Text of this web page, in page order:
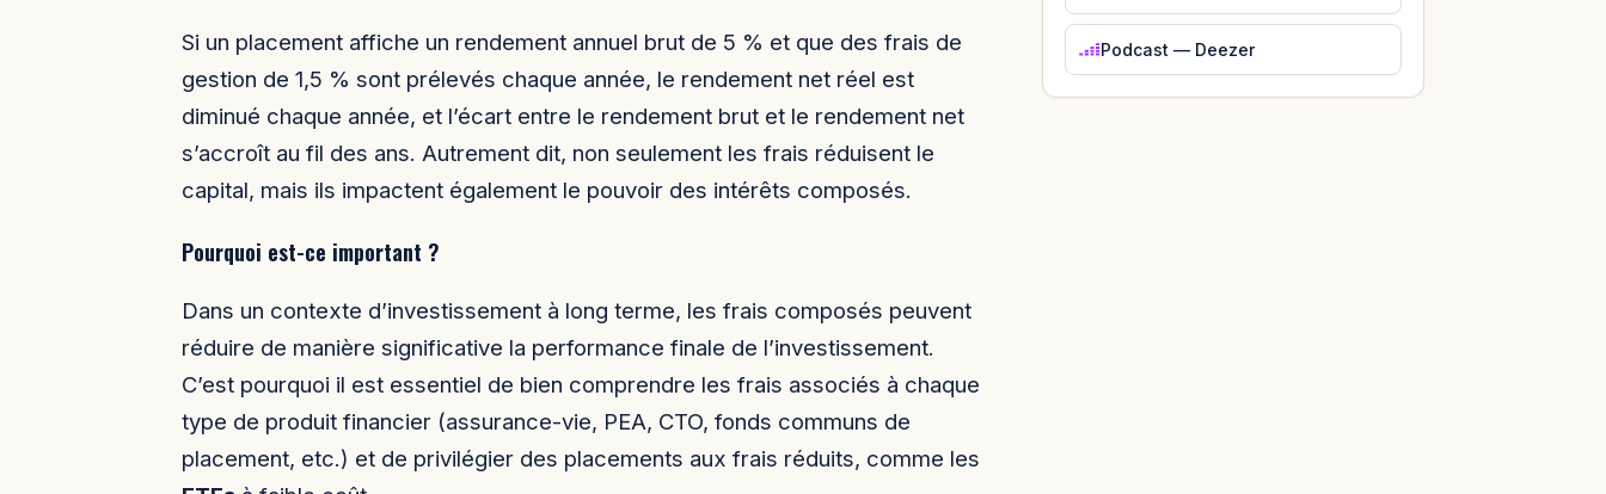
Si un placement affiche un rendement annuel brut de 5 % et que des frais de
gestion de 1,5 % sont prélevés chaque année, le rendement net réel est
diminué chaque année, et l’écart entre le rendement brut et le rendement net
s’accroît au fil des ans. Autrement dit, non seulement les frais réduisent le
capital, mais ils impactent également le pouvoir des intérêts composés.
Pourquoi est-ce important ?
Dans un contexte d’investissement à long terme, les frais composés peuvent
réduire de manière significative la performance finale de l’investissement.
C’est pourquoi il est essentiel de bien comprendre les frais associés à chaque
type de produit financier (assurance-vie, PEA, CTO, fonds communs de
placement, etc.) et de privilégier des placements aux frais réduits, comme les
Podcast — Deezer